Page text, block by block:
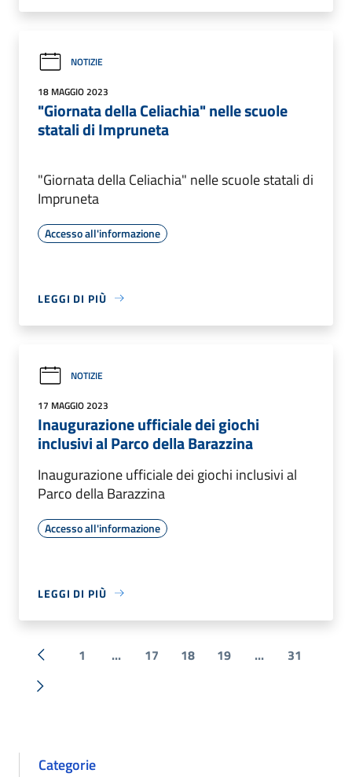
NOTIZIE
18 MAGGIO 2023
"Giornata della Celiachia" nelle scuole
statali di Impruneta
"Giornata della Celiachia" nelle scuole statali di
Impruneta
Accesso all'informazione
LEGGI DI PIÙ
NOTIZIE
17 MAGGIO 2023
Inaugurazione ufficiale dei giochi
inclusivi al Parco della Barazzina
Inaugurazione ufficiale dei giochi inclusivi al
Parco della Barazzina
Accesso all'informazione
LEGGI DI PIÙ
« Precedente
1 ... 17 18 19 ... 31
Successiva »
Categorie